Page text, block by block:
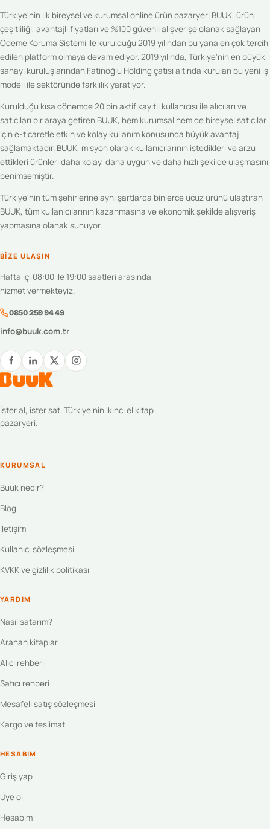
Türkiye'nin ilk bireysel ve kurumsal online ürün pazaryeri BUUK, ürün
çeşitliliği, avantajlı fiyatları ve %100 güvenli alışverişe olanak sağlayan
Ödeme Koruma Sistemi ile kurulduğu 2019 yılından bu yana en çok tercih
edilen platform olmaya devam ediyor. 2019 yılında, Türkiye'nin en büyük
sanayi kuruluşlarından Fatinoğlu Holding çatısı altında kurulan bu yeni iş
modeli ile sektöründe farklılık yaratıyor.
Kurulduğu kısa dönemde 20 bin aktif kayıtlı kullanıcısı ile alıcıları ve
satıcıları bir araya getiren BUUK, hem kurumsal hem de bireysel satıcılar
için e-ticaretle etkin ve kolay kullanım konusunda büyük avantaj
sağlamaktadır. BUUK, misyon olarak kullanıcılarının istedikleri ve arzu
ettikleri ürünleri daha kolay, daha uygun ve daha hızlı şekilde ulaşmasını
benimsemiştir.
Türkiye'nin tüm şehirlerine aynı şartlarda binlerce ucuz ürünü ulaştıran
BUUK, tüm kullanıcılarının kazanmasına ve ekonomik şekilde alışveriş
yapmasına olanak sunuyor.
BIZE ULAŞIN
Hafta içi 08:00 ile 19:00 saatleri arasında
hizmet vermekteyiz.
0850 259 94 49
info@buuk.com.tr
İster al, ister sat. Türkiye’nin ikinci el kitap
pazaryeri.
KURUMSAL
Buuk nedir?
Blog
İletişim
Kullanıcı sözleşmesi
KVKK ve gizlilik politikası
YARDIM
Nasıl satarım?
Aranan kitaplar
Alıcı rehberi
Satıcı rehberi
Mesafeli satış sözleşmesi
Kargo ve teslimat
HESABIM
Giriş yap
Üye ol
Hesabım